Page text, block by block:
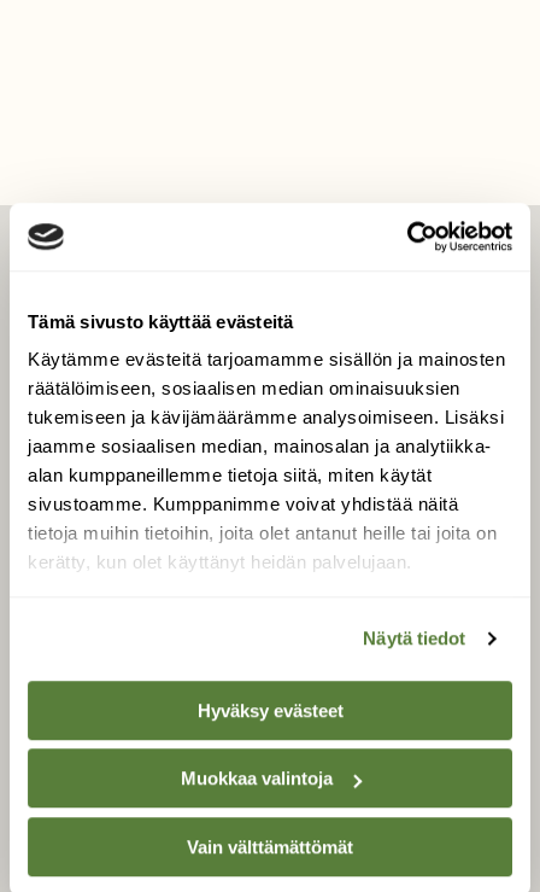
Tämä sivusto käyttää evästeitä
Käytämme evästeitä tarjoamamme sisällön ja mainosten
räätälöimiseen, sosiaalisen median ominaisuuksien
tukemiseen ja kävijämäärämme analysoimiseen. Lisäksi
jaamme sosiaalisen median, mainosalan ja analytiikka-
alan kumppaneillemme tietoja siitä, miten käytät
sivustoamme. Kumppanimme voivat yhdistää näitä
tietoja muihin tietoihin, joita olet antanut heille tai joita on
kerätty, kun olet käyttänyt heidän palvelujaan.
Näytä tiedot
Hyväksy evästeet
Muokkaa valintoja
Vain välttämättömät
Uusin lehti
Tilaa Suomen Luonto
Tilaa digilukuoikeus
Äänestä parasta juttua
Tilaa uutiskirje
SUOMEN LUONNON­
Suomen Luonto -lehden
kustantaja onSuomen
luonnonsuojelu­liitto.